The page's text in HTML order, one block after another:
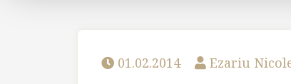
01.02.2014 Ezariu